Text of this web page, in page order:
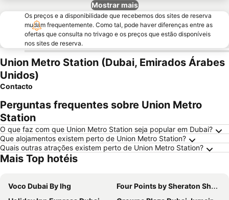
Mostrar mais
Os preços e a disponibilidade que recebemos dos sites de reserva
mudam frequentemente. Como tal, pode haver diferenças entre as
ofertas que consulta no trivago e os preços que estão disponíveis
nos sites de reserva.
Union Metro Station (Dubai, Emirados Árabes
Unidos)
Contacto
Perguntas frequentes sobre Union Metro
Station
O que faz com que Union Metro Station seja popular em Dubai?
Que alojamentos existem perto de Union Metro Station?
Quais outras atrações existem perto de Union Metro Station?
Mais Top hotéis
Voco Dubai By Ihg
Four Points by Sheraton Sheikh Zayed Road, Dubai